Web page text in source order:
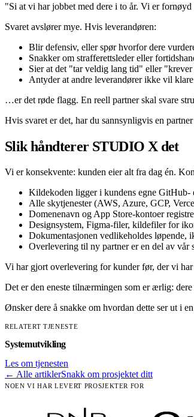
"Si at vi har jobbet med dere i to år. Vi er
Svaret avslører mye. Hvis leverandøren:
Blir defensiv, eller spør hvorfor dere
Snakker om strafferettsleder eller
Sier at det "tar veldig lang tid" eller "krever
Antyder at andre leverandører ikke vil
…er det røde flagg. En reell partner skal svare
Hvis svaret er det, har du sannsynligvis en
Slik håndterer STUDIO X det
Vi er konsekvente: kunden eier alt fra dag én.
Kildekoden ligger i kundens egne
Alle skytjenester (AWS, Azure, GCP,
Domenenavn og App Store-kontoer
Designsystem, Figma-filer, kildefiler for
Dokumentasjonen vedlikeholdes løpende,
Overlevering til ny partner er en del av vår
Vi har gjort overlevering for kunder før, der vi
Det er den eneste tilnærmingen som er ærlig:
Ønsker dere å snakke om hvordan dette ser ut i
RELATERT TJENESTE
Systemutvikling
Les om tjenesten
← Alle artiklerSnakk om prosjektet ditt
NOEN VI HAR LEVERT PROSJEKTER FOR